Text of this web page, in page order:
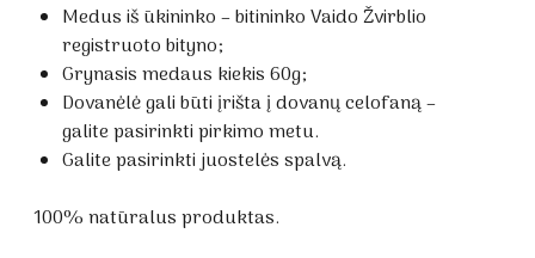
Medus iš ūkininko – bitininko Vaido Žvirblio
registruoto bityno;
Grynasis medaus kiekis 60g;
Dovanėlė gali būti įrišta į dovanų celofaną –
galite pasirinkti pirkimo metu.
Galite pasirinkti juostelės spalvą.
100% natūralus produktas.